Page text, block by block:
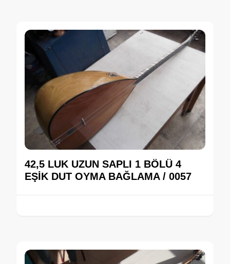
42,5 LUK UZUN SAPLI 1 BÖLÜ 4
EŞİK DUT OYMA BAĞLAMA / 0057